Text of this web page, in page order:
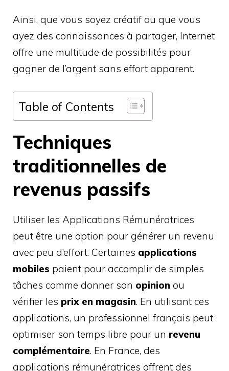
Ainsi, que vous soyez créatif ou que vous
ayez des connaissances à partager, Internet
offre une multitude de possibilités pour
gagner de l’argent sans effort apparent.
Table of Contents
Techniques
traditionnelles de
revenus passifs
Utiliser les Applications Rémunératrices
peut être une option pour générer un revenu
avec peu d’effort. Certaines applications
mobiles paient pour accomplir de simples
tâches comme donner son opinion ou
vérifier les prix en magasin. En utilisant ces
applications, un professionnel français peut
optimiser son temps libre pour un revenu
complémentaire. En France, des
applications rémunératrices offrent des